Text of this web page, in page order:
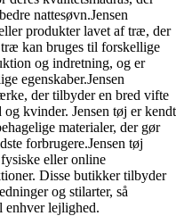
nattesøvn.Jensen
produkter lavet af træ, der
kan bruges til forskellige
og indretning, og er
egenskaber.Jensen
der tilbyder en bred vifte
kvinder. Jensen tøj er kendt
materialer, der gør
forbrugere.Jensen tøj
eller online
Disse butikker tilbyder
og stilarter, så
enhver lejlighed.